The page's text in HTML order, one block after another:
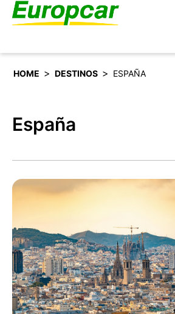
Español
HOME > DESTINOS > ESPAÑA
España